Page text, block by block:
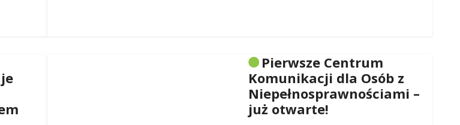
Pierwsze Centrum
Komunikacji dla Osób z
Niepełnosprawnościami –
już otwarte!